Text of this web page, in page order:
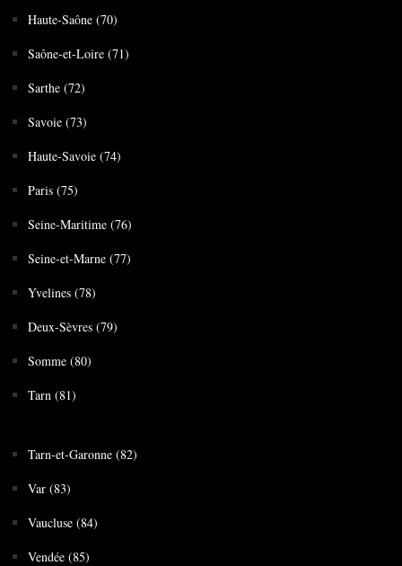
Haute-Saône (70)
Saône-et-Loire (71)
Sarthe (72)
Savoie (73)
Haute-Savoie (74)
Paris (75)
Seine-Maritime (76)
Seine-et-Marne (77)
Yvelines (78)
Deux-Sèvres (79)
Somme (80)
Tarn (81)
Tarn-et-Garonne (82)
Var (83)
Vaucluse (84)
Vendée (85)